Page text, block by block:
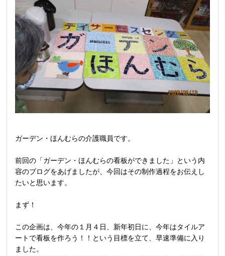
ガーデン・ほんむらの介護職員です。
前回の「ガーデン・ほんむらの看板ができました」という内
容のブログをあげましたが、今回はその制作過程をお伝えし
たいと思います。
まず！
この企画は、今年の１月４日、新年初日に、今年はタイルア
ートで看板を作ろう！！という目標を立て、早速準備に入り
ました。